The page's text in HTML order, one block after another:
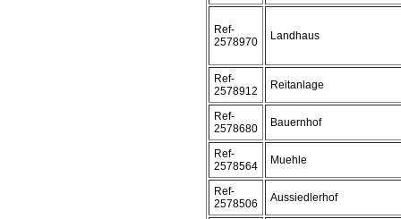
Ref-
2578970
Landhaus
Ref-
2578912
Reitanlage
Ref-
2578680
Bauernhof
Ref-
2578564
Muehle
Ref-
2578506
Aussiedlerhof